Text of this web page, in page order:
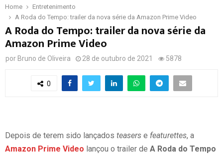
Home
Entretenimento
A Roda do Tempo: trailer da nova série da Amazon Prime Video
A Roda do Tempo: trailer da nova série da
Amazon Prime Video
por Bruno de Oliveira 28 de outubro de 2021 5878
0
Depois de terem sido lançados teasers e featurettes, a
Amazon Prime Video lançou o trailer de A Roda do Tempo